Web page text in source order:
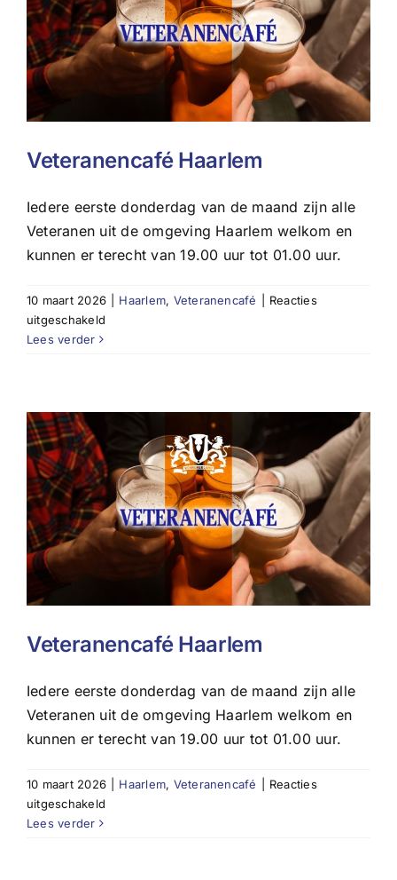
Veteranencafé Haarlem
Iedere eerste donderdag van de maand zijn alle
Veteranen uit de omgeving Haarlem welkom en
kunnen er terecht van 19.00 uur tot 01.00 uur.
10 maart 2026 Haarlem, Veteranencafé
Reacties
uitgeschakeld
Lees verder
Veteranencafé Haarlem
Iedere eerste donderdag van de maand zijn alle
Veteranen uit de omgeving Haarlem welkom en
kunnen er terecht van 19.00 uur tot 01.00 uur.
10 maart 2026 Haarlem, Veteranencafé
Reacties
uitgeschakeld
Lees verder